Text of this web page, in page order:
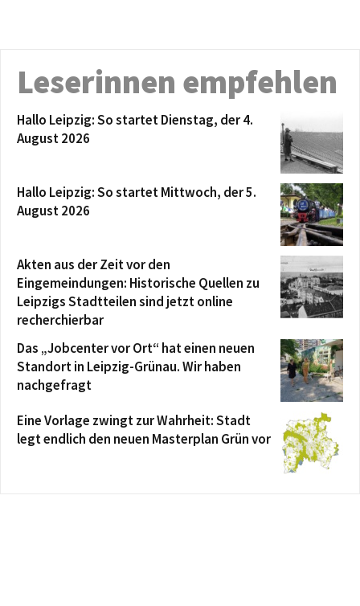
Leserinnen empfehlen
Hallo Leipzig: So startet Dienstag, der 4.
August 2026
Hallo Leipzig: So startet Mittwoch, der 5.
August 2026
Akten aus der Zeit vor den
Eingemeindungen: Historische Quellen zu
Leipzigs Stadtteilen sind jetzt online
recherchierbar
Das „Jobcenter vor Ort“ hat einen neuen
Standort in Leipzig-Grünau. Wir haben
nachgefragt
Eine Vorlage zwingt zur Wahrheit: Stadt
legt endlich den neuen Masterplan Grün vor